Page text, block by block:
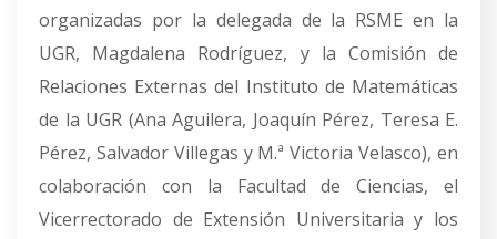
organizadas por la delegada de la RSME en la
UGR, Magdalena Rodríguez, y la Comisión de
Relaciones Externas del Instituto de Matemáticas
de la UGR (Ana Aguilera, Joaquín Pérez, Teresa E.
Pérez, Salvador Villegas y M.ª Victoria Velasco), en
colaboración con la Facultad de Ciencias, el
Vicerrectorado de Extensión Universitaria y los